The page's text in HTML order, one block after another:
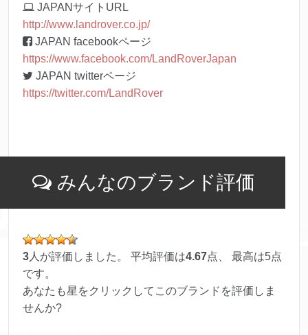
JAPANサイトURL
http://www.landrover.co.jp/
JAPAN facebookページ
https://www.facebook.com/LandRoverJapan
JAPAN twitterページ
https://twitter.com/LandRover
みんなのブランド評価
3 人が評価しました。 平均評価は4.67点、 最高は5点
です。
あなたも星をクリックしてこのブランドを評価しま
せんか?